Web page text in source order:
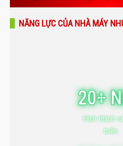
NĂNG LỰC CỦA NHÀ MÁY
20+
Hình thành
triển